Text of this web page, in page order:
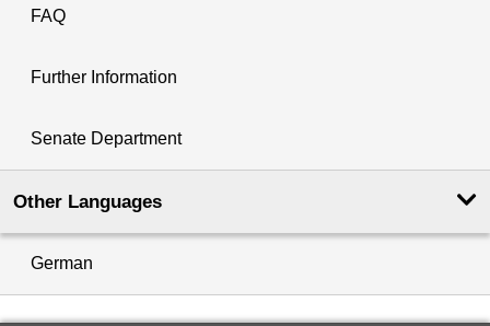
FAQ
Further Information
Senate Department
Other Languages
German